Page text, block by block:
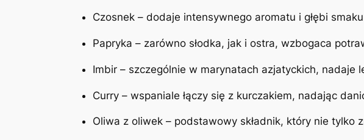
Czosnek – dodaje intensywnego aromatu i głębi
Papryka – zarówno słodka, jak i ostra, wzbogaca
Imbir – szczególnie w marynatach azjatyckich, nadaje
Curry – wspaniale łączy się z kurczakiem, nadając
Oliwa z oliwek – podstawowy składnik, który nie tylko